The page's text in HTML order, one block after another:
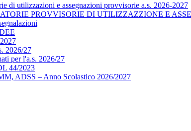
di utilizzazioni e assegnazioni provvisorie a.s. 2026-2027
PROVVISORIE DI UTILIZZAZZIONE E
2026/27
per l'a.s. 2026/27
44/2023
ADSS – Anno Scolastico 2026/2027